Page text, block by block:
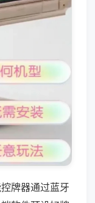
牌器通过蓝牙